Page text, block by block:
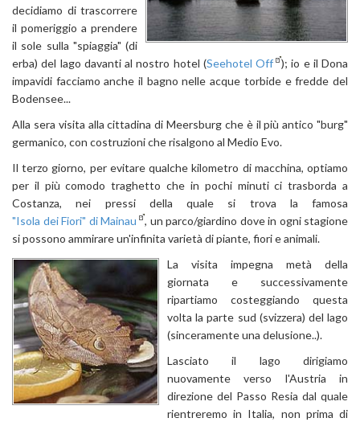
decidiamo di trascorrere
il pomeriggio a prendere
il sole sulla "spiaggia" (di
erba) del lago davanti al nostro hotel (Seehotel Off ); io e il Dona
impavidi facciamo anche il bagno nelle acque torbide e fredde del
Bodensee...
Alla sera visita alla cittadina di Meersburg che è il più antico "burg"
germanico, con costruzioni che risalgono al Medio Evo.
Il terzo giorno, per evitare qualche kilometro di macchina, optiamo
per il più comodo traghetto che in pochi minuti ci trasborda a
Costanza, nei pressi della quale si trova la famosa
"Isola dei Fiori" di Mainau
, un parco/giardino dove in ogni stagione
si possono ammirare un'infinita varietà di piante, fiori e animali.
La visita impegna metà della
giornata e successivamente
ripartiamo costeggiando questa
volta la parte sud (svizzera) del lago
(sinceramente una delusione..).
Lasciato il lago dirigiamo
nuovamente verso l'Austria in
direzione del Passo Resia dal quale
rientreremo in Italia, non prima di